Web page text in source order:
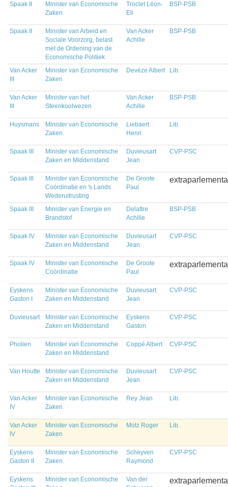
Spaak II
Minister van Economische
Zaken
Troclet Léon-
Eli
BSP-PSB
Spaak II
Minister van Arbeid en
Sociale Voorzorg, belast
met de Ordening van de
Economische Politiek
Van Acker
Achille
BSP-PSB
Van Acker
Minister van Economische
Zaken
Devèze Albert Lib.
Van Acker
Minister van het
Steenkoolwezen
Van Acker
Achille
BSP-PSB
Huysmans
Minister van Economische
Zaken
Liebaert
Henri
Lib.
Spaak III
Minister van Economische
Zaken en Middenstand
Duvieusart
Jean
CVP-PSC
Spaak III
Minister van Economische
Coördinatie en 's Lands
Wederuitrusting
De Groote
Paul
Spaak III
Minister van Energie en
Brandstof
Delattre
Achille
BSP-PSB
Spaak IV
Minister van Economische
Zaken en Middenstand
Duvieusart
Jean
CVP-PSC
Spaak IV
Minister van Economische
Coördinatie
De Groote
Paul
Eyskens
Gaston I
Minister van Economische
Zaken en Middenstand
Duvieusart
Jean
CVP-PSC
Duvieusart
Minister van Economische
Zaken en Middenstand
Eyskens
Gaston
CVP-PSC
Pholien
Minister van Economische
Zaken en Middenstand
Coppé Albert CVP-PSC
Van Houtte
Minister van Economische
Zaken en Middenstand
Duvieusart
Jean
CVP-PSC
Van Acker
IV
Minister van Economische
Zaken
Rey Jean Lib.
Van Acker
IV
Minister van Economische
Zaken
Motz Roger Lib.
Eyskens
Gaston II
Minister van Economische
Zaken
Scheyven
Raymond
CVP-PSC
Eyskens
Minister van Economische
Van der